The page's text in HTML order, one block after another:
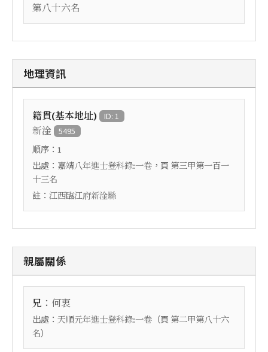
第八十六名
地理資訊
籍貫(基本地址) ID: 1
新淦 5495
順序： 1
出處： 嘉靖八年進士登科錄:一卷 ，頁 第三甲第一百一
十三名
註： 江西臨江府新淦縣
親屬關係
兄 ： 何衷
出處： 天順元年進士登科錄:一卷 （頁 第二甲第八十六
名）